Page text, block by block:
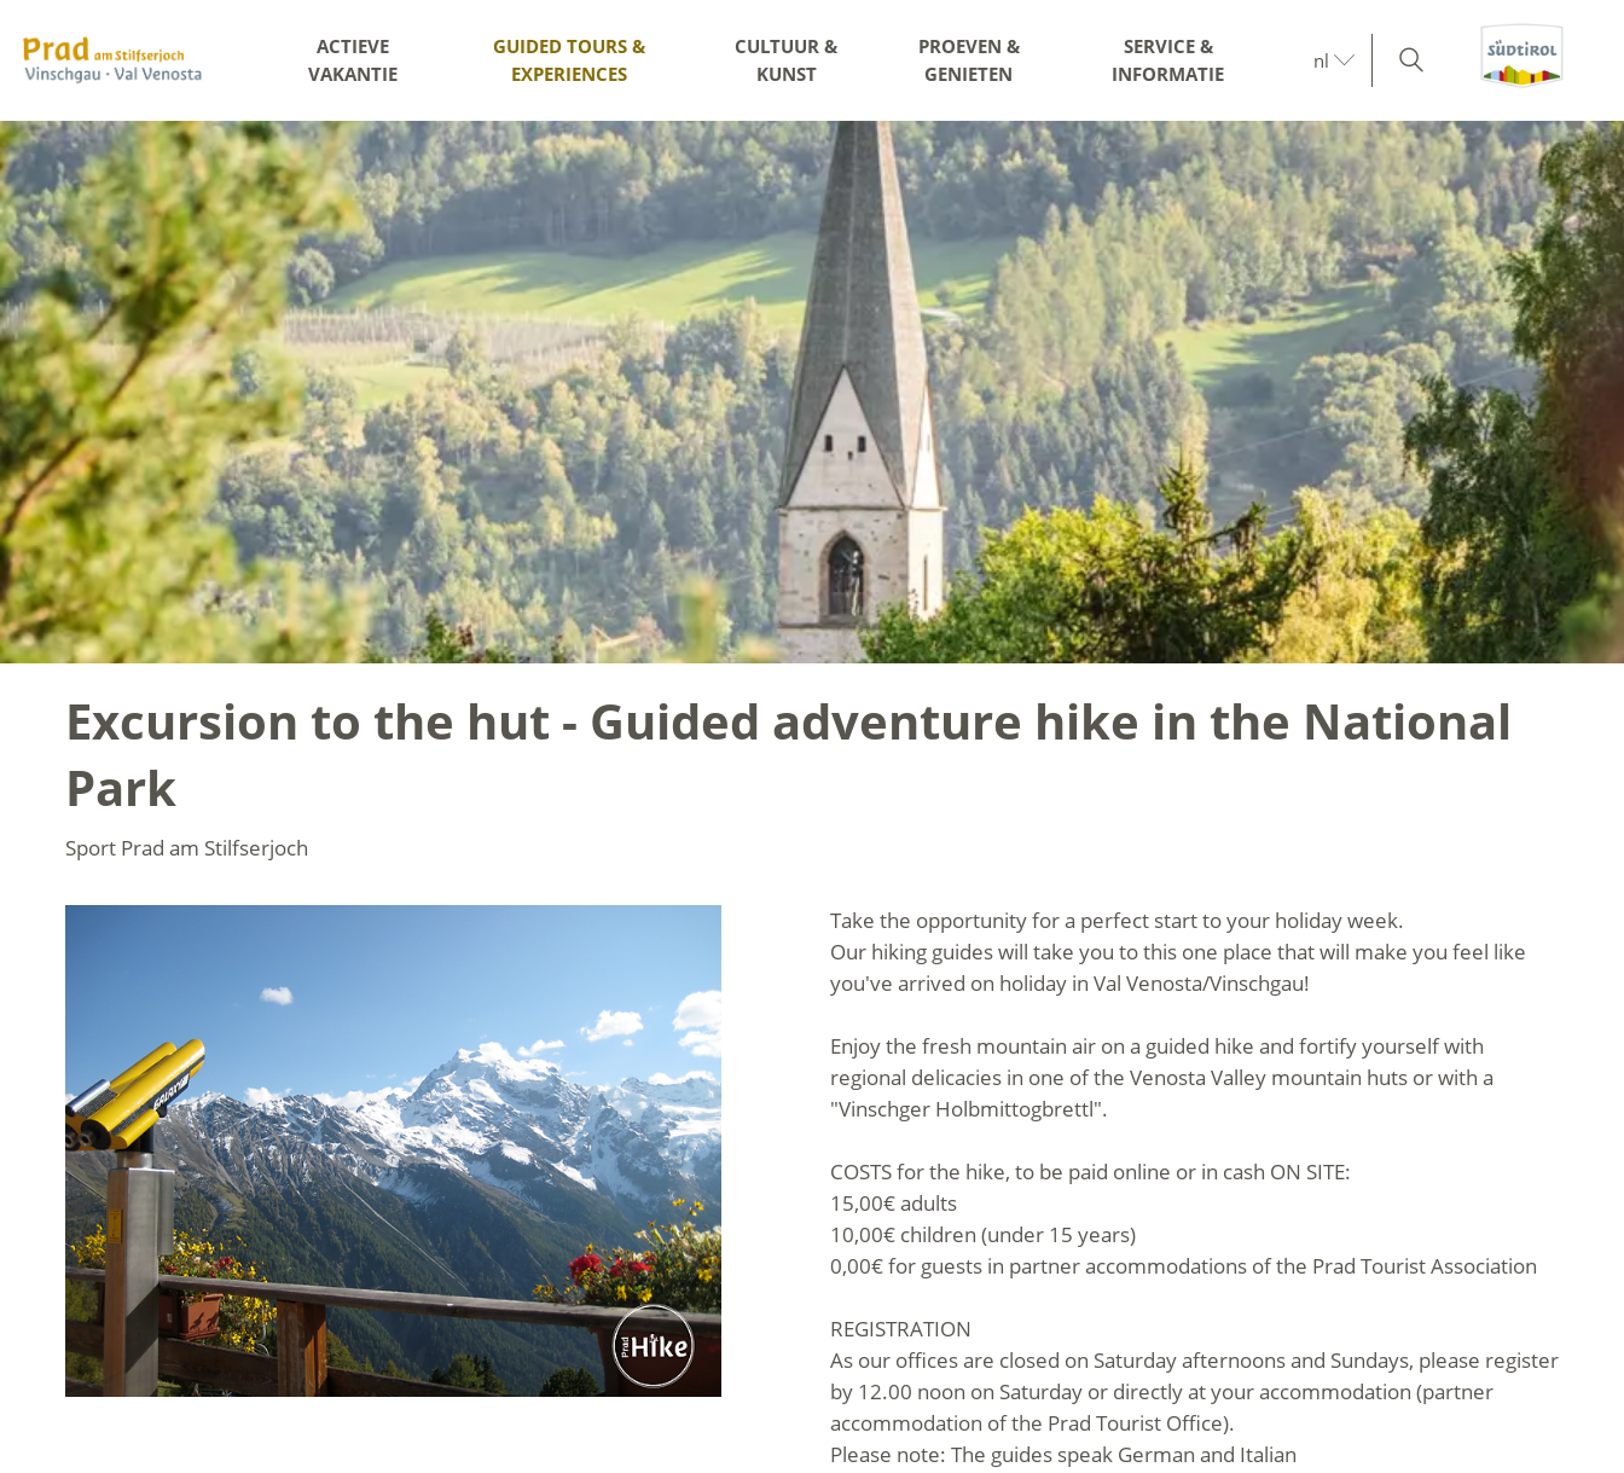
ACTIEVE
VAKANTIE
GUIDED TOURS &
EXPERIENCES
CULTUUR &
KUNST
PROEVEN &
GENIETEN
SERVICE &
INFORMATIE
nl
Excursion to the hut - Guided adventure hike in the National
Park
Sport Prad am Stilfserjoch
Take the opportunity for a perfect start to your holiday week.
Our hiking guides will take you to this one place that will make you feel like
you've arrived on holiday in Val Venosta/Vinschgau!
Enjoy the fresh mountain air on a guided hike and fortify yourself with
regional delicacies in one of the Venosta Valley mountain huts or with a
"Vinschger Holbmittogbrettl".
COSTS for the hike, to be paid online or in cash ON SITE:
15,00€ adults
10,00€ children (under 15 years)
0,00€ for guests in partner accommodations of the Prad Tourist Association
REGISTRATION
As our offices are closed on Saturday afternoons and Sundays, please register
by 12.00 noon on Saturday or directly at your accommodation (partner
accommodation of the Prad Tourist Office).
Please note: The guides speak German and Italian